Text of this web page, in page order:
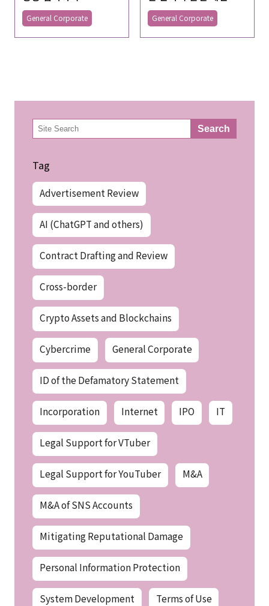
General Corporate General Corporate
検
索 Search
Tag
Advertisement Review
AI (ChatGPT and others)
Contract Drafting and Review
Cross-border
Crypto Assets and Blockchains
Cybercrime General Corporate
ID of the Defamatory Statement
Incorporation Internet IPO IT
Legal Support for VTuber
Legal Support for YouTuber M&A
M&A of SNS Accounts
Mitigating Reputational Damage
Personal Information Protection
System Development Terms of Use